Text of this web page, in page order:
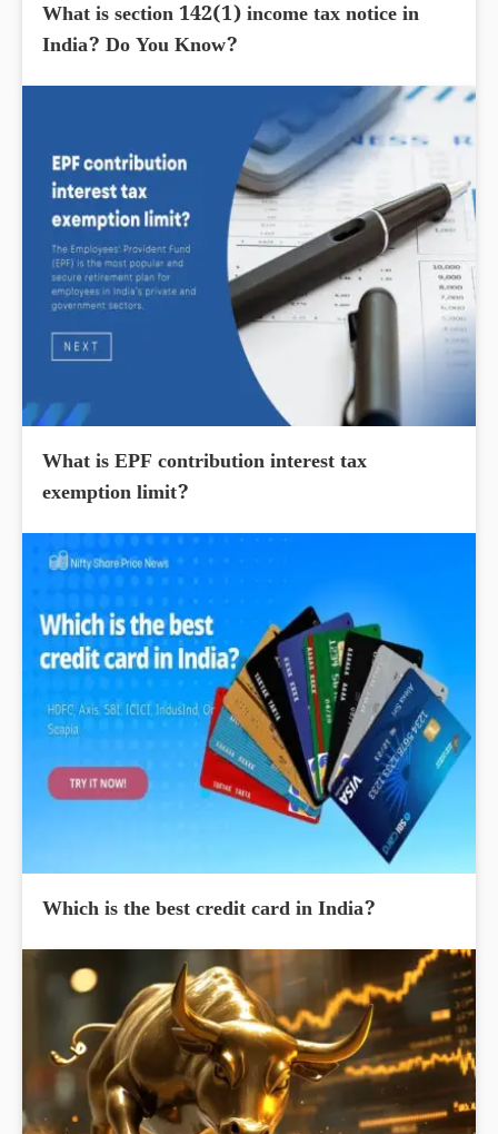
What is section 142(1) income tax notice in
India? Do You Know?
What is EPF contribution interest tax
exemption limit?
Which is the best credit card in India?